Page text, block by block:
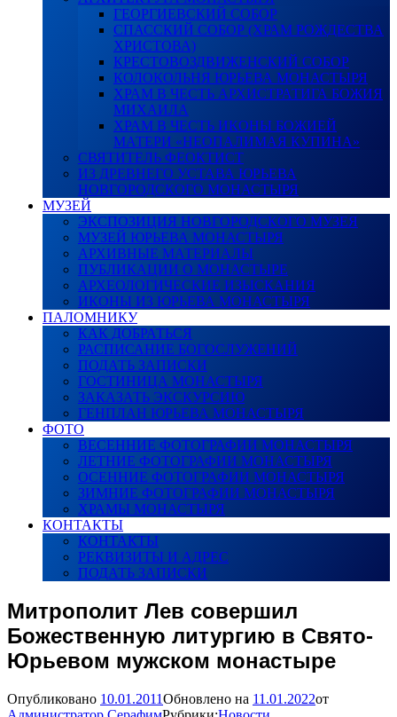
ГЕОРГИЕВСКИЙ СОБОР
СПАССКИЙ СОБОР (ХРАМ РОЖДЕСТВА
ХРИСТОВА)
КРЕСТОВОЗДВИЖЕНСКИЙ СОБОР
КОЛОКОЛЬНЯ ЮРЬЕВА МОНАСТЫРЯ
ХРАМ В ЧЕСТЬ АРХИСТРАТИГА БОЖИЯ
МИХАИЛА
ХРАМ В ЧЕСТЬ ИКОНЫ БОЖИЕЙ
МАТЕРИ «НЕОПАЛИМАЯ КУПИНА»
СВЯТИТЕЛЬ ФЕОКТИСТ
ИЗ ДРЕВНЕГО УСТАВА ЮРЬЕВА
НОВГОРОДСКОГО МОНАСТЫРЯ
МУЗЕЙ
ЭКСПОЗИЦИЯ НОВГОРОДСКОГО МУЗЕЯ
МУЗЕЙ ЮРЬЕВА МОНАСТЫРЯ
АРХИВНЫЕ МАТЕРИАЛЫ
ПУБЛИКАЦИИ О МОНАСТЫРЕ
АРХЕОЛОГИЧЕСКИЕ ИЗЫСКАНИЯ
ИКОНЫ ИЗ ЮРЬЕВА МОНАСТЫРЯ
ПАЛОМНИКУ
КАК ДОБРАТЬСЯ
РАСПИСАНИЕ БОГОСЛУЖЕНИЙ
ПОДАТЬ ЗАПИСКИ
ГОСТИНИЦА МОНАСТЫРЯ
ЗАКАЗАТЬ ЭКСКУРСИЮ
ГЕНПЛАН ЮРЬЕВА МОНАСТЫРЯ
ФОТО
ВЕСЕННИЕ ФОТОГРАФИИ МОНАСТЫРЯ
ЛЕТНИЕ ФОТОГРАФИИ МОНАСТЫРЯ
ОСЕННИЕ ФОТОГРАФИИ МОНАСТЫРЯ
ЗИМНИЕ ФОТОГРАФИИ МОНАСТЫРЯ
ХРАМЫ МОНАСТЫРЯ
КОНТАКТЫ
КОНТАКТЫ
РЕКВИЗИТЫ И АДРЕС
ПОДАТЬ ЗАПИСКИ
Митрополит Лев совершил
Божественную литургию в Свято-
Юрьевом мужском монастыре
Опубликовано 10.01.2011Обновлено на 11.01.2022от